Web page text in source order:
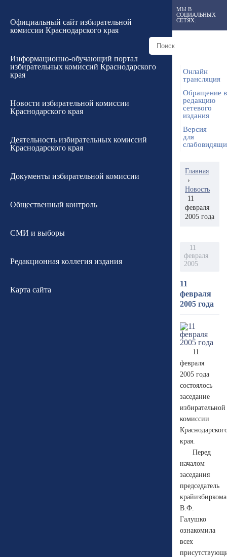
Официальный сайт избирательной
комиссии Краснодарского края
Информационно-обучающий портал
избирательных комиссий Краснодарского
края
Новости избирательной комиссии
Краснодарского края
Деятельность избирательных комиссий
Краснодарского края
Документы избирательной комиссии
Общественный контроль
СМИ и выборы
Редакционная коллегия издания
Карта сайта
МЫ В
СОЦИАЛЬНЫХ
СЕТЯХ:
Онлайн
трансляция
Обращение в
редакцию
сетевого
издания
Версия
для
Главная
›
Новость
11
февраля
2005 года
11
февраля
2005
11
февраля
2005 года
11
февраля
2005 года
состоялось
заседание
избирательной
комиссии
края.
Перед
началом
заседания
председатель
крайизбиркома
В.Ф.
Галушко
ознакомила
всех